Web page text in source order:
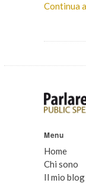
Continua
Menu
Home
Chi sono
Il mio blog